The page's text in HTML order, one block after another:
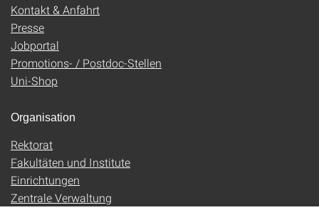
Kontakt & Anfahrt
Presse
Jobportal
Promotions- / Postdoc-Stellen
Uni-Shop
Organisation
Rektorat
Fakultäten und Institute
Einrichtungen
Zentrale Verwaltung